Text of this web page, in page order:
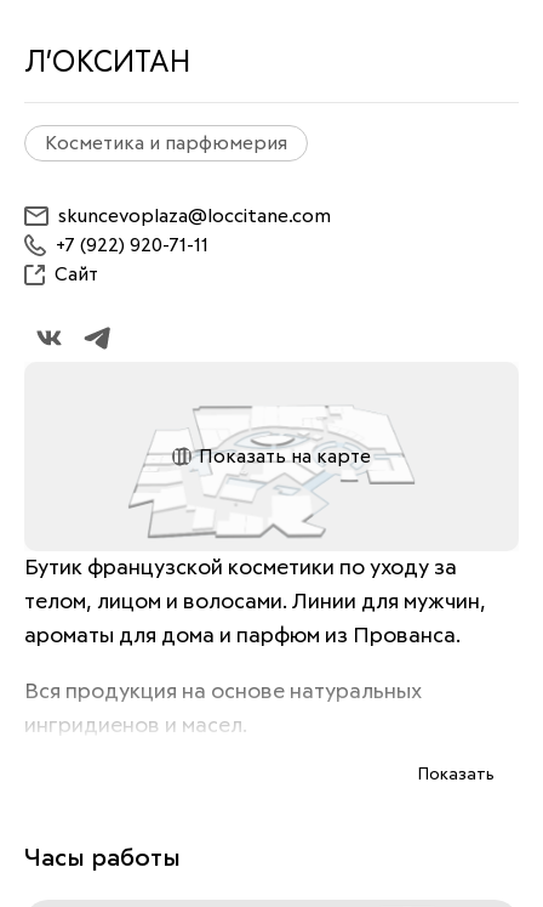
Л’ОКСИТАН
Косметика и парфюмерия
skuncevoplaza@loccitane.com
+7 (922) 920-71-11
Сайт
Показать на карте
Бутик французской косметики по уходу за
телом, лицом и волосами. Линии для мужчин,
ароматы для дома и парфюм из Прованса.
Вся продукция на основе натуральных
ингридиенов и масел.
Показать
Часы работы